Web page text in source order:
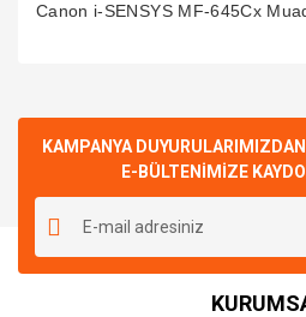
Canon i-SENSYS MF-645Cx
Yorum Yaz
kullanarak tarafımıza iletebilirsiniz.
Görüş ve önerileriniz için teşekkür
Ürün resmi kalitesiz, bozuk
Ürün açıklamasında eksik bilgiler
Ürün bilgilerinde hatalar
Ürün fiyatı diğer sitelerden daha
KAMPANYA
E-BÜLTENİMİZE